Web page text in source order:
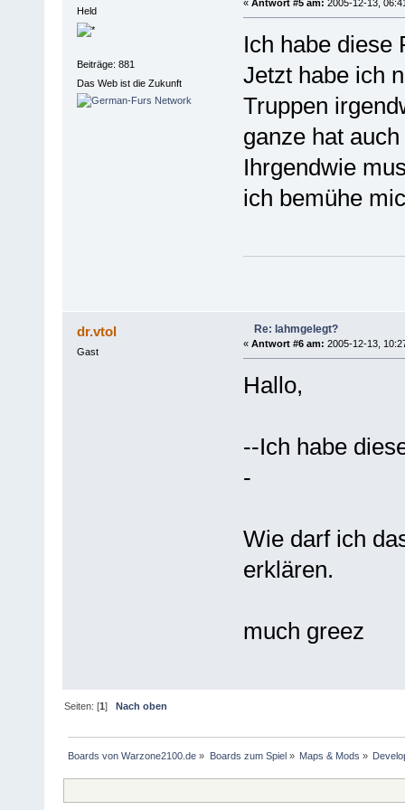
Held
Beiträge: 881
Das Web ist die Zukunft
« Antwort #5 am: 2005-12-13,
Ich habe diese
Jetzt habe ich
Truppen
ganze hat
Ihrgendwie
ich bemühe
dr.vtol
Gast
Re: lahmgelegt?
« Antwort #6 am: 2005-12-13,
Hallo,
--Ich habe
-
Wie darf ich
erklären.
much greez
Seiten: [1]Nach oben
Boards von Warzone2100.de » Boards zum Spiel» Maps & Mods »